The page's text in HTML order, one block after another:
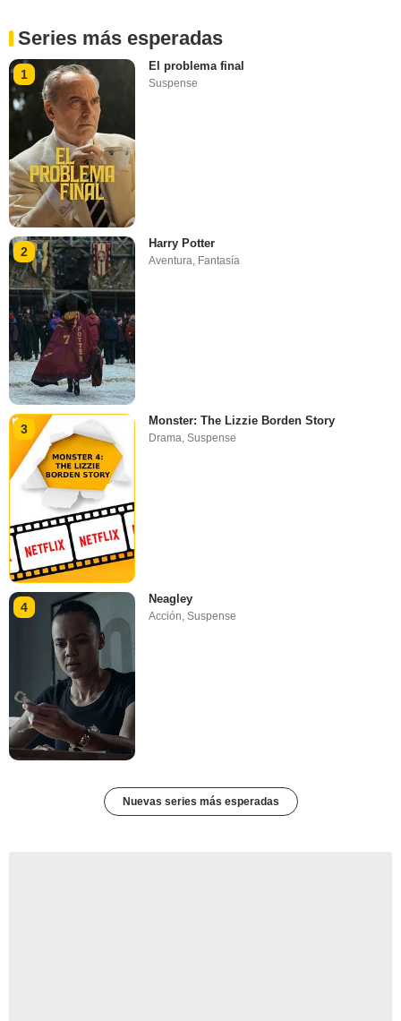
Series más esperadas
1
El problema final
Suspense
2
Harry Potter
Aventura, Fantasía
3
Monster: The Lizzie Borden Story
Drama,Suspense
4
Neagley
Acción ,Suspense
Nuevas series más esperadas